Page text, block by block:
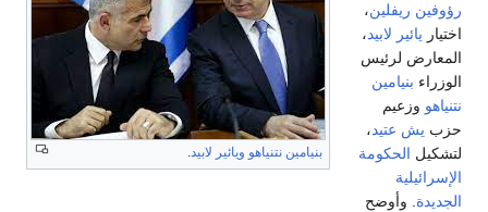
بنيامين نتنياهو ويائير لابيد.
رؤوفين ريفلين،
اختيار يائير لابيد،
المعارض لرئيس
الوزراء بنيامين
نتنياهو وزعيم
حزب يش عتيد،
لتشكيل الحكومة
الإسرائيلية
الجديدة . وأوضح